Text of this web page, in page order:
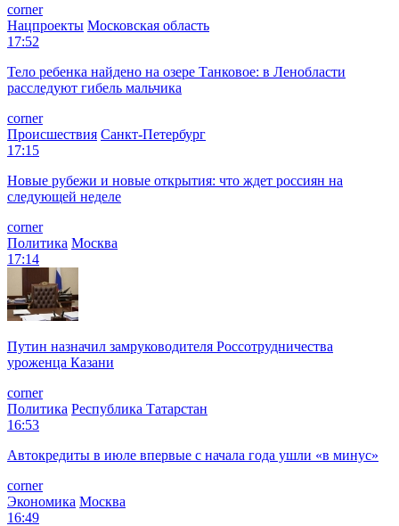
corner
Нацпроекты Московская область
17:52
Тело ребенка найдено на озере Танковое: в Ленобласти
расследуют гибель мальчика
corner
Происшествия Санкт-Петербург
17:15
Новые рубежи и новые открытия: что ждет россиян на
следующей неделе
corner
Политика Москва
17:14
Путин назначил замруководителя Россотрудничества
уроженца Казани
corner
Политика Республика Татарстан
16:53
Автокредиты в июле впервые с начала года ушли «в минус»
corner
Экономика Москва
16:49